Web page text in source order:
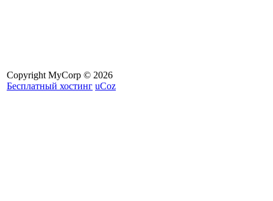
Copyright MyCorp © 2026
Бесплатный хостинг uCoz